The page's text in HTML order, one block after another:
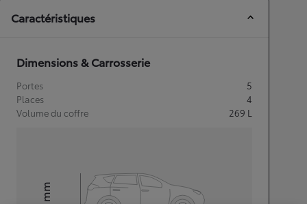
Caractéristiques
Dimensions & Carrosserie
Portes
5
Places
4
Volume du coffre
269 L
mm